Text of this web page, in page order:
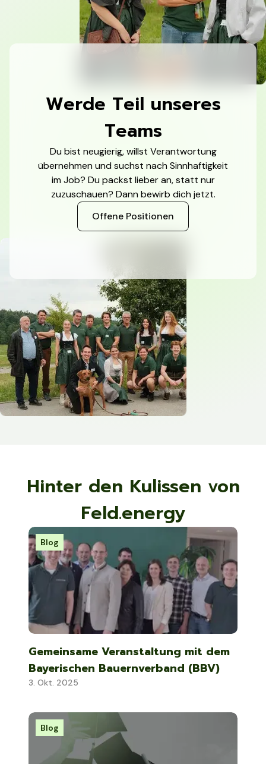
Werde Teil unseres
Teams
Du bist neugierig, willst Verantwortung
übernehmen und suchst nach Sinnhaftigkeit
im Job? Du packst lieber an, statt nur
zuzuschauen? Dann bewirb dich jetzt.
Offene Positionen
Hinter den Kulissen von
Feld.energy
Blog
Gemeinsame Veranstaltung mit dem
Bayerischen Bauernverband (BBV)
3. Okt. 2025
Blog